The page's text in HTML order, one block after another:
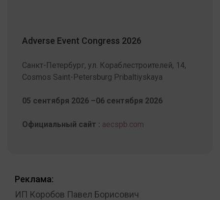
Adverse Event Congress 2026
Санкт-Петербург, ул. Кораблестроителей, 14,
Cosmos Saint-Petersburg Pribaltiyskaya
05 сентября 2026 –06 сентября 2026
Официальный сайт : aecspb.com
Реклама:
ИП Коробов Павел Борисович